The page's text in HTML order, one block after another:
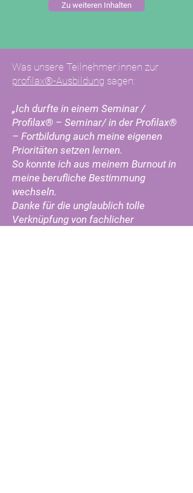
Zu weiteren Inhalten
Was unsere Teilnehmer:innen zur
profilax®-Ausbildung sagen:
„Ich durfte in einem Seminar /
Profilax® – Seminar/ in der Profilax®
– Fortbildung auch meine eigenen
Prioritäten setzen lernen.
So konnte ich aus meinem Burnout in
meine berufliche Bestimmung
wechseln.
Danke für die unglaublich tolle
Verknüpfung von fachlicher